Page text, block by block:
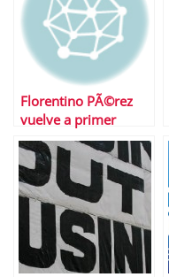
Florentino PÃ©rez
vuelve a primer
plano con una
operaciÃ³n de
marketing financiero